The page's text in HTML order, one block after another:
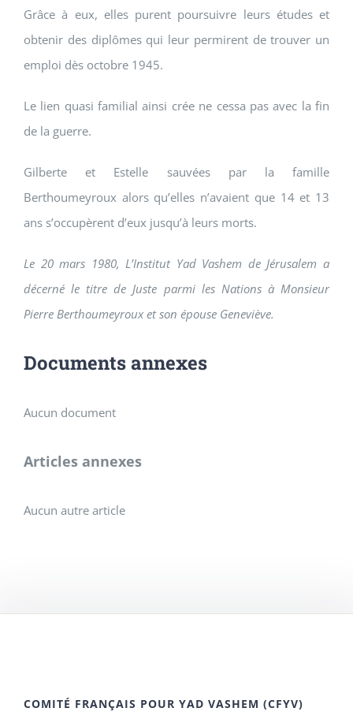
Grâce à eux, elles purent poursuivre leurs études et
obtenir des diplômes qui leur permirent de trouver un
emploi dès octobre 1945.
Le lien quasi familial ainsi crée ne cessa pas avec la fin
de la guerre.
Gilberte et Estelle sauvées par la famille
Berthoumeyroux alors qu’elles n’avaient que 14 et 13
ans s’occupèrent d’eux jusqu’à leurs morts.
Le 20 mars 1980, L’Institut Yad Vashem de Jérusalem a
décerné le titre de Juste parmi les Nations à Monsieur
Pierre Berthoumeyroux et son épouse Geneviève.
Documents annexes
Aucun document
Articles annexes
Aucun autre article
COMITÉ FRANÇAIS POUR YAD VASHEM (CFYV)